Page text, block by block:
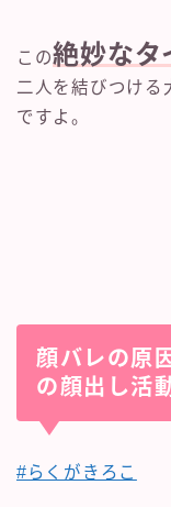
この絶妙なタ
二人を結びつける
ですよ。
顔バレの原
の顔出し活
#らくがきろこ